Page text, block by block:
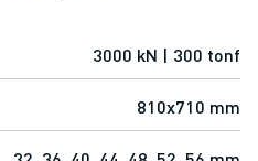
3000 kN | 300 tonf
810x710 mm